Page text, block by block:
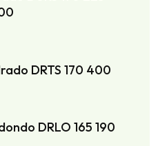
DRTS 170 400
DRLO 165 190